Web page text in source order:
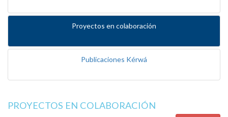
Proyectos en colaboración
Publicaciones Kérwá
PROYECTOS EN COLABORACIÓN